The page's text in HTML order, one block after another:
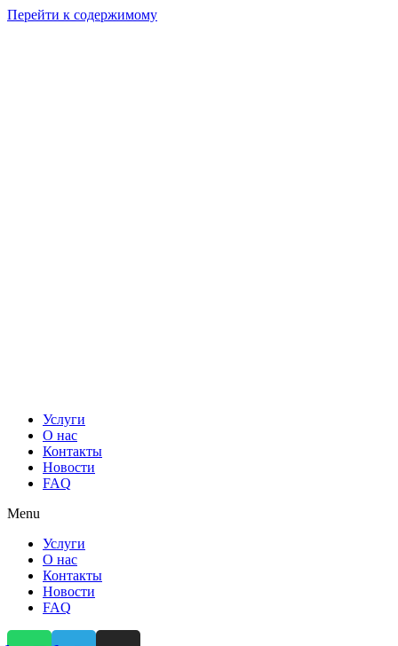
Перейти к содержимому
Услуги
О нас
Контакты
Новости
FAQ
Menu
Услуги
О нас
Контакты
Новости
FAQ